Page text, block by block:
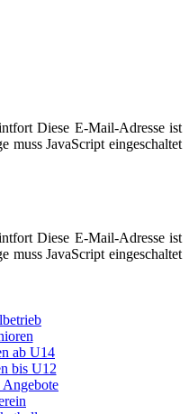
Diese E-Mail-Adresse ist
muss JavaScript eingeschaltet
Diese E-Mail-Adresse ist
muss JavaScript eingeschaltet
ab U14
bis U12
Angebote